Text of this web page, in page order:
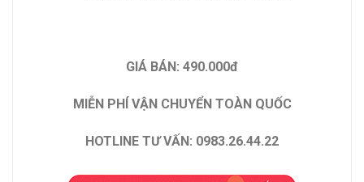
GIÁ BÁN: 490.000đ
MIỄN PHÍ VẬN CHUYỂN TOÀN QUỐC
HOTLINE TƯ VẤN: 0983.26.44.22